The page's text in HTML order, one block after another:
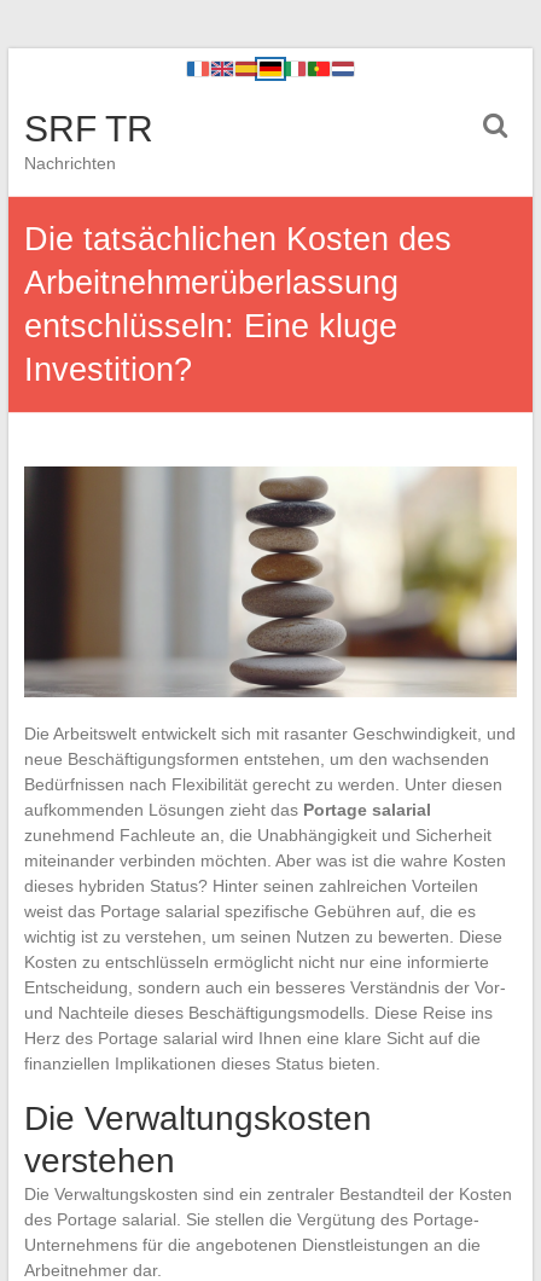
SRF TR
Nachrichten
Die tatsächlichen Kosten des
Arbeitnehmerüberlassung
entschlüsseln: Eine kluge
Investition?
Die Arbeitswelt entwickelt sich mit rasanter Geschwindigkeit, und
neue Beschäftigungsformen entstehen, um den wachsenden
Bedürfnissen nach Flexibilität gerecht zu werden. Unter diesen
aufkommenden Lösungen zieht das Portage salarial
zunehmend Fachleute an, die Unabhängigkeit und Sicherheit
miteinander verbinden möchten. Aber was ist die wahre Kosten
dieses hybriden Status? Hinter seinen zahlreichen Vorteilen
weist das Portage salarial spezifische Gebühren auf, die es
wichtig ist zu verstehen, um seinen Nutzen zu bewerten. Diese
Kosten zu entschlüsseln ermöglicht nicht nur eine informierte
Entscheidung, sondern auch ein besseres Verständnis der Vor-
und Nachteile dieses Beschäftigungsmodells. Diese Reise ins
Herz des Portage salarial wird Ihnen eine klare Sicht auf die
finanziellen Implikationen dieses Status bieten.
Die Verwaltungskosten
verstehen
Die Verwaltungskosten sind ein zentraler Bestandteil der Kosten
des Portage salarial. Sie stellen die Vergütung des Portage-
Unternehmens für die angebotenen Dienstleistungen an die
Arbeitnehmer dar.